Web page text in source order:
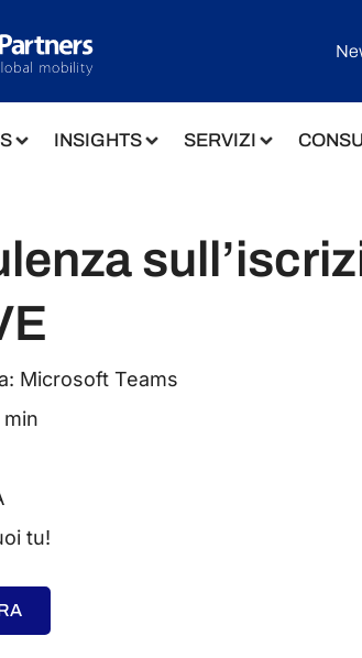
INSIGHTS SERVIZI
Microsoft Teams
tu!